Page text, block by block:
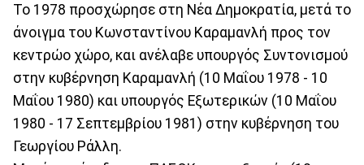
Το 1978 προσχώρησε στη Νέα Δημοκρατία, μετά το
άνοιγμα του Κωνσταντίνου Καραμανλή προς τον
κεντρώο χώρο, και ανέλαβε υπουργός Συντονισμού
στην κυβέρνηση Καραμανλή (10 Μαΐου 1978 - 10
Μαΐου 1980) και υπουργός Εξωτερικών (10 Μαΐου
1980 - 17 Σεπτεμβρίου 1981) στην κυβέρνηση του
Γεωργίου Ράλλη.